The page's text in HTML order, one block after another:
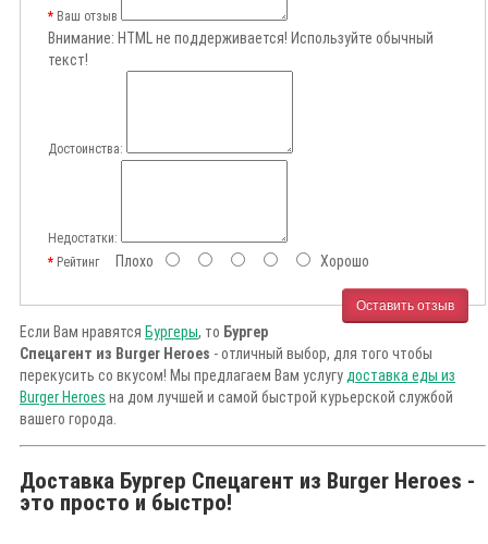
Ваш отзыв
Внимание: HTML не поддерживается! Используйте обычный
текст!
Достоинства:
Недостатки:
РейтингПлохо Хорошо
Оставить отзыв
Если Вам нравятся Бургеры, то Бургер
Спецагент из Burger Heroes - отличный выбор, для того чтобы
перекусить со вкусом! Мы предлагаем Вам услугу доставка еды из
Burger Heroes на дом лучшей и самой быстрой курьерской службой
вашего города.
Доставка Бургер Спецагент из Burger Heroes -
это просто и быстро!